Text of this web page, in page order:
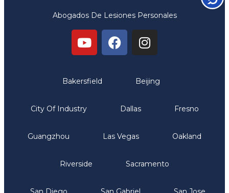
Abogados De Lesiones Personales
Bakersfield Beijing
City Of Industry Dallas Fresno
Guangzhou Las Vegas Oakland
Riverside Sacramento